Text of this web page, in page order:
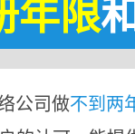
年限和
公司做不到两